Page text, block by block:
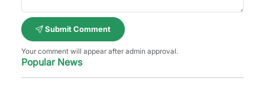
Submit Comment
Your comment will appear after admin approval.
Popular News